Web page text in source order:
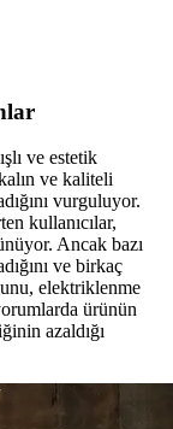
ve estetik
ve kaliteli
vurguluyor.
kullanıcılar,
Ancak bazı
ve birkaç
elektriklenme
ürünün
azaldığı